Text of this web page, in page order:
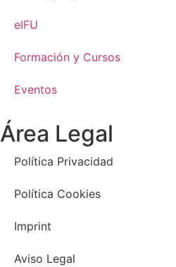
eIFU
Formación y Cursos
Eventos
Área Legal
Política Privacidad
Política Cookies
Imprint
Aviso Legal